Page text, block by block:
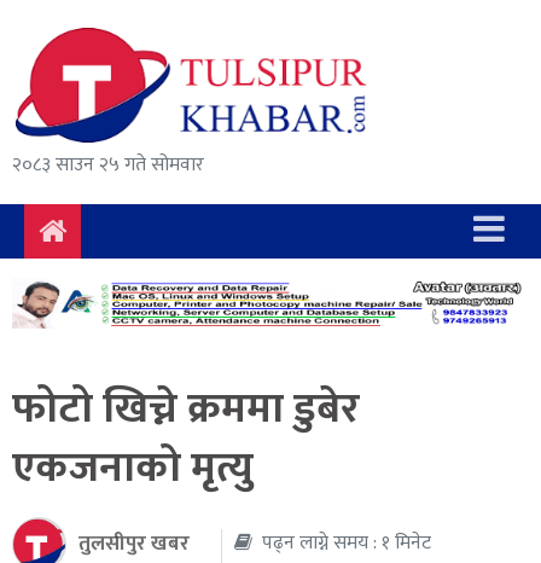
२०८३ साउन २५ गते सोमवार
समाचार
राजनीति
सुरक्षा/
अपराध
दुर्घटना
विचार
अर्थ
संवाद
मनोरञ्जन
फोटो खिच्ने क्रममा डुबेर
एकजनाको मृत्यु
तुलसीपुर खबर पढ्न लाग्ने समय : १ मिनेट